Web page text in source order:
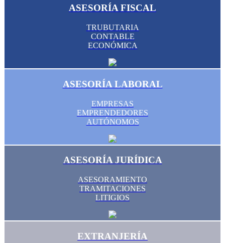
ASESORÍA FISCAL
TRUBUTARIA
CONTABLE
ECONÓMICA
ASESORÍA LABORAL
EMPRESAS
EMPRENDEDORES
AUTÓNOMOS
ASESORÍA JURÍDICA
ASESORAMIENTO
TRAMITACIONES
LITIGIOS
EXTRANJERÍA